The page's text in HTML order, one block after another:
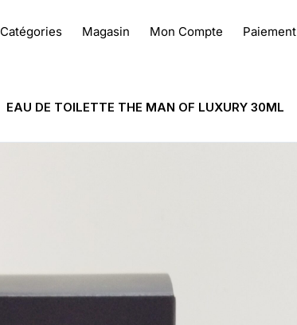
Catégories Magasin Mon Compte Paiement
EAU DE TOILETTE THE MAN OF LUXURY 30ML